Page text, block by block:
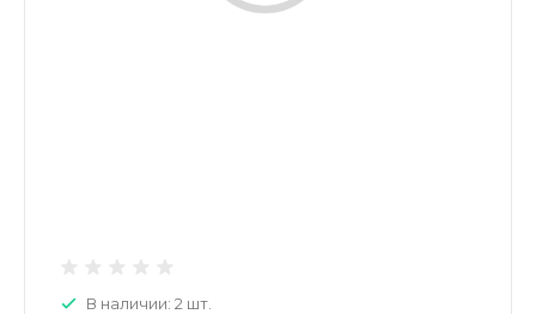
В наличии: 2 шт.